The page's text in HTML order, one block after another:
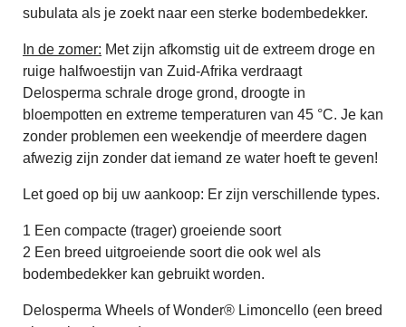
subulata als je zoekt naar een sterke bodembedekker.
In de zomer: Met zijn afkomstig uit de extreem droge en
ruige halfwoestijn van Zuid-Afrika verdraagt
Delosperma schrale droge grond, droogte in
bloempotten en extreme temperaturen van 45 °C. Je kan
zonder problemen een weekendje of meerdere dagen
afwezig zijn zonder dat iemand ze water hoeft te geven!
Let goed op bij uw aankoop: Er zijn verschillende types.
1 Een compacte (trager) groeiende soort
2 Een breed uitgroeiende soort die ook wel als
bodembedekker kan gebruikt worden.
Delosperma Wheels of Wonder® Limoncello (een breed